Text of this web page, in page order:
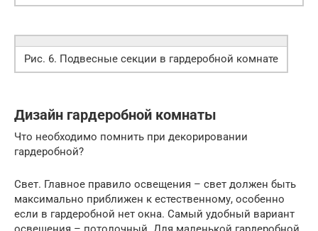
Рис. 6. Подвесные секции в гардеробной комнате
Дизайн гардеробной комнаты
Что необходимо помнить при декорировании
гардеробной?
Свет. Главное правило освещения – свет должен быть
максимально приближен к естественному, особенно
если в гардеробной нет окна. Самый удобный вариант